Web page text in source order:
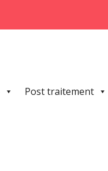
Post traitement